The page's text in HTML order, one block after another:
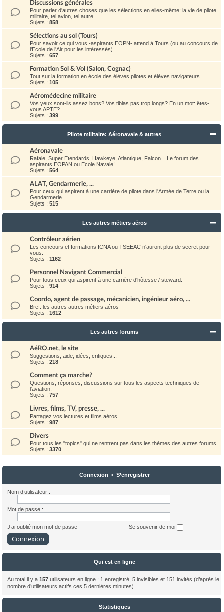
Discussions générales
Pour parler d'autres choses que les sélections en elles-même: la vie de pilote
militaire, tel avion, tel autre...
Sujets : 858
Sélections au sol (Tours)
Pour savoir ce qui vous -aspirants EOPN- attend à Tours (ou au concours de
l'Ecole de l'Air pour les intéressés)
Sujets : 657
Formation Sol & Vol (Salon, Cognac)
Tout sur la formation en école des élèves pilotes et élèves navigateurs
Sujets : 105
Aéromédecine militaire
Vos yeux sont-ils assez bons? Vos tibias pas trop longs? En un mot: êtes-
vous APTE?
Sujets : 399
Pilote militaire: Aéronavale & autres
Aéronavale
Rafale, Super Etendards, Hawkeye, Atlantique, Falcon... Le forum des
aspirants EOPAN ou Ecole Navale!
Sujets : 564
ALAT, Gendarmerie, ...
Pour ceux qui aspirent à une carrière de pilote dans l'Armée de Terre ou la
Gendarmerie.
Sujets : 515
Les autres métiers aéros
Contrôleur aérien
Les concours et formations ICNA ou TSEEAC n'auront plus de secret pour
vous.
Sujets : 1162
Personnel Navigant Commercial
Pour tous ceux qui aspirent à une carrière d'hôtesse / steward.
Sujets : 914
Coordo, agent de passage, mécanicien, ingénieur aéro, ...
Bref: les autres autres métiers aéros
Sujets : 1612
Les autres forums
AéRO.net, le site
Suggestions, aide, idées, critiques...
Sujets : 218
Comment ça marche?
Questions, réponses, discussions sur tous les aspects techniques de
l'aviation.
Sujets : 757
Livres, films, TV, presse, ...
Partagez vos lectures et films aéros
Sujets : 987
Divers
Pour tous les "topics" qui ne rentrent pas dans les thèmes des autres forums.
Sujets : 3370
Connexion • S’enregistrer
Nom d’utilisateur :
Mot de passe :
J’ai oublié mon mot de passe Se souvenir de moi
Qui est en ligne
Au total il y a 157 utilisateurs en ligne : 1 enregistré, 5 invisibles et 151 invités (d’après le
nombre d’utilisateurs actifs ces 5 dernières minutes)
Statistiques